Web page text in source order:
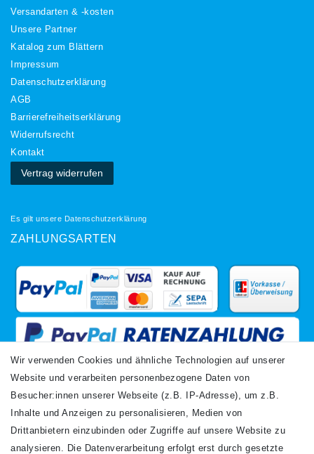
Versandarten & -kosten
Unsere Partner
Katalog zum Blättern
Impressum
Daten­schutz­erklärung
AGB
Barrierefreiheitserklärung
Widerrufs­recht
Kontakt
Vertrag widerrufen
Es gilt unsere Datenschutzerklärung
ZAHLUNGSARTEN
VERSANDARTEN
Wir verwenden Cookies und ähnliche Technologien auf unserer
Website und verarbeiten personenbezogene Daten von
Besucher:innen unserer Webseite (z.B. IP-Adresse), um z.B.
Inhalte und Anzeigen zu personalisieren, Medien von
Drittanbietern einzubinden oder Zugriffe auf unsere Website zu
analysieren. Die Datenverarbeitung erfolgt erst durch gesetzte